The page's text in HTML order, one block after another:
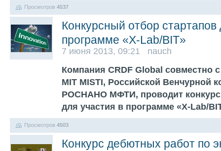
Просмотров 4537
Конкурсный отбор стартапов
программе «X-Lab/BIT»
7 июня 2013, 09:21 nauch
Компания CRDF Global совместно
MIT MISTI, Российской Венчурной
РОСНАНО МФТИ, проводит
для участия в программе «X-Lab/
Просмотров 4503
Конкурс дебютных работ по